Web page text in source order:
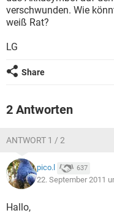
FACEBOOK
WINDOWS 10
FACEBOOK
verschwunden. Wie
weiß Rat?
LG
Share
2 Antworten
ANTWORT 1 / 2
pico.l 637
22. September 2011
Hallo,